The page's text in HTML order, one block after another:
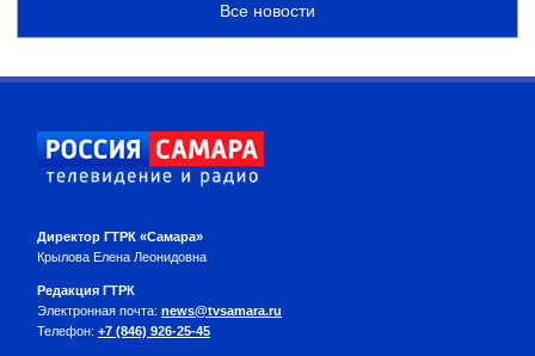
Все новости
Директор ГТРК «Самара»
Крылова Елена Леонидовна
Редакция ГТРК
Электронная почта: news@tvsamara.ru
Телефон: +7 (846) 926-25-45